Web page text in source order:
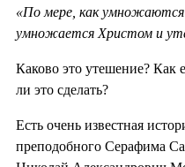
«По мере, как
умножается Христом и
Каково это утешение? Как
ли это сделать?
Есть очень известная
преподобного Серафима